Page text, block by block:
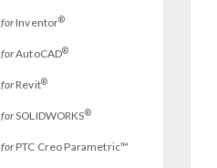
forInventor®
forAutoCAD®
forRevit®
forSOLIDWORKS®
forPTC Creo Parametric™